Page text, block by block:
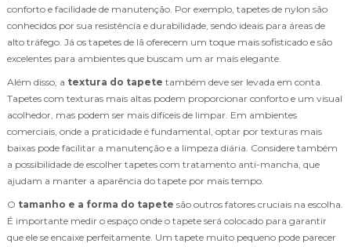
conforto e facilidade de manutenção. Por exemplo, tapetes de nylon são
conhecidos por sua resistência e durabilidade, sendo ideais para áreas de
alto tráfego. Já os tapetes de lã oferecem um toque mais sofisticado e são
excelentes para ambientes que buscam um ar mais elegante.
Além disso, a textura do tapete também deve ser levada em conta.
Tapetes com texturas mais altas podem proporcionar conforto e um visual
acolhedor, mas podem ser mais difíceis de limpar. Em ambientes
comerciais, onde a praticidade é fundamental, optar por texturas mais
baixas pode facilitar a manutenção e a limpeza diária. Considere também
a possibilidade de escolher tapetes com tratamento anti-mancha, que
ajudam a manter a aparência do tapete por mais tempo.
O tamanho e a forma do tapete são outros fatores cruciais na escolha.
É importante medir o espaço onde o tapete será colocado para garantir
que ele se encaixe perfeitamente. Um tapete muito pequeno pode parecer